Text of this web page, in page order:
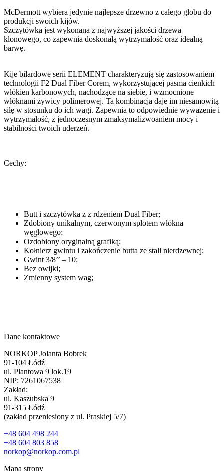
McDermott wybiera jedynie najlepsze drzewno z całego globu do
produkcji swoich kijów.
Szczytówka jest wykonana z najwyższej jakości drzewa
klonowego, co zapewnia doskonałą wytrzymałość oraz idealną
barwę.
Kije bilardowe serii ELEMENT charakteryzują się zastosowaniem
technologii F2 Dual Fiber Corem, wykorzystującej pasma cienkich
włókien karbonowych, nachodzące na siebie, i wzmocnione
włóknami żywicy polimerowej. Ta kombinacja daje im niesamowitą
siłę w stosunku do ich wagi. Zapewnia to odpowiednie wywazenie i
wytrzymałość, z jednoczesnym zmaksymalizwoaniem mocy i
stabilności twoich uderzeń.
Cechy:
Butt i szczytówka z z rdzeniem Dual Fiber;
Zdobiony unikalnym, czerwonym splotem włókna
węglowego;
Ozdobiony oryginalną grafiką;
Kołnierz gwintu i zakończenie butta ze stali nierdzewnej;
Gwint 3/8’’ – 10;
Bez owijki;
Zmienny system wag;
Dane kontaktowe
NORKOP Jolanta Bobrek
91-104 Łódź
ul. Plantowa 9 lok.19
NIP: 7261067538
Zakład:
ul. Kaszubska 9
91-315 Łódź
(zakład przeniesiony z ul. Praskiej 5/7)
+48 604 498 244
+48 604 803 858
norkop@norkop.com.pl
Mapa strony